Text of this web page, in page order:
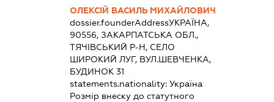
ОЛЕКСІЙ ВАСИЛЬ МИХАЙЛОВИЧ
dossier.founderAddressУКРАЇНА,
90556, ЗАКАРПАТСЬКА ОБЛ.,
ТЯЧІВСЬКИЙ Р-Н, СЕЛО
ШИРОКИЙ ЛУГ, ВУЛ.ШЕВЧЕНКА,
БУДИНОК 31
statements.nationality: Україна
Розмір внеску до статутного